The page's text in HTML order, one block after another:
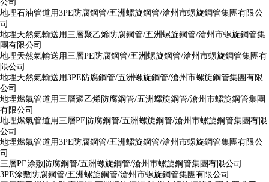
公司
地埋石油管道用3PE防腐鋼管/五洲螺旋鋼管/滄州市螺旋鋼管集團有限公
司
地埋天然氣輸送用三層聚乙烯防腐鋼管/五洲螺旋鋼管/滄州市螺旋鋼管集
團有限公司
地埋天然氣輸送用三層PE防腐鋼管/五洲螺旋鋼管/滄州市螺旋鋼管集團有
限公司
地埋天然氣輸送用3PE防腐鋼管/五洲螺旋鋼管/滄州市螺旋鋼管集團有限
公司
地埋燃氣管道用三層聚乙烯防腐鋼管/五洲螺旋鋼管/滄州市螺旋鋼管集團
有限公司
地埋燃氣管道用三層PE防腐鋼管/五洲螺旋鋼管/滄州市螺旋鋼管集團有限
公司
地埋燃氣管道用3PE防腐鋼管/五洲螺旋鋼管/滄州市螺旋鋼管集團有限公
司
三層PE涂敷防腐鋼管/五洲螺旋鋼管/滄州市螺旋鋼管集團有限公司
3PE涂敷防腐鋼管/五洲螺旋鋼管/滄州市螺旋鋼管集團有限公司